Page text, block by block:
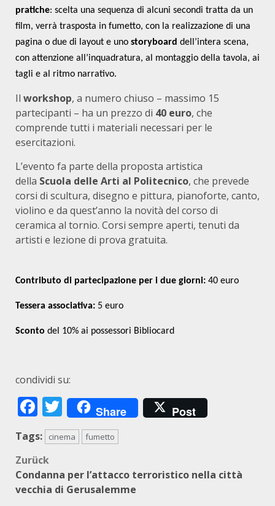
pratiche: scelta una sequenza di alcuni secondi tratta da un
film, verrà trasposta in fumetto, con la realizzazione di una
pagina o due di layout e uno storyboard dell’intera scena,
con attenzione all’inquadratura, al montaggio della tavola, ai
tagli e al ritmo narrativo.
Il workshop, a numero chiuso – massimo 15
partecipanti – ha un prezzo di 40 euro, che
comprende tutti i materiali necessari per le
esercitazioni.
L’evento fa parte della proposta artistica
della Scuola delle Arti al Politecnico, che prevede
corsi di scultura, disegno e pittura, pianoforte, canto,
violino e da quest’anno la novità del corso di
ceramica al tornio. Corsi sempre aperti, tenuti da
artisti e lezione di prova gratuita.
Contributo di partecipazione per i due giorni: 40 euro
Tessera associativa: 5 euro
Sconto del 10% ai possessori Bibliocard
condividi su:
Facebook
Twitter
Share Post
Tags: cinema fumetto
Beitragsnavigation
Zurück
Condanna per l’attacco terroristico nella città
vecchia di Gerusalemme